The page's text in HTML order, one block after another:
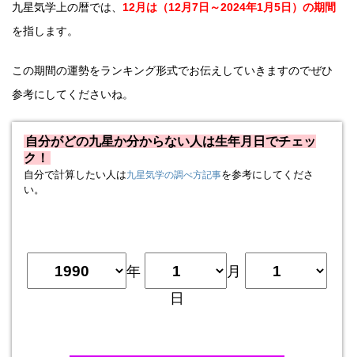
九星気学上の暦では、 12月は（12月7日～2024年1月5日）の期間
を指します。
この期間の運勢をランキング形式でお伝えしていきますのでぜひ
参考にしてくださいね。
自分がどの九星か分からない人は生年月日でチェッ
ク！
自分で計算したい人は九星気学の調べ方記事を参考にしてくださ
い。
年
月
日